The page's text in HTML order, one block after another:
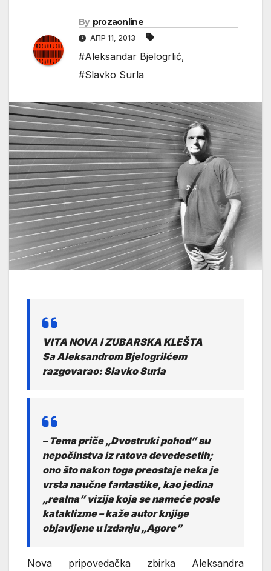
By prozaonline
АПР 11, 2013
#Aleksandar Bjelogrlić,
#Slavko Surla
VITA NOVA I ZUBARSKA KLEŠTA
Sa Aleksandrom Bjelogrilćem
razgovarao: Slavko Surla
– Tema priče „Dvostruki pohod” su
nepočinstva iz ratova devedesetih;
ono što nakon toga preostaje neka je
vrsta naučne fantastike, kao jedina
„realna” vizija koja se nameće posle
kataklizme – kaže autor knjige
objavljene u izdanju „Agore”
Nova pripovedačka zbirka Aleksandra